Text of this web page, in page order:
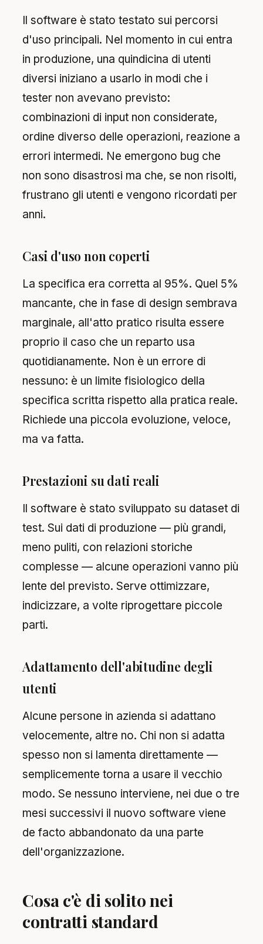
Il software è stato testato sui percorsi
d'uso principali. Nel momento in cui entra
in produzione, una quindicina di utenti
diversi iniziano a usarlo in modi che i
tester non avevano previsto:
combinazioni di input non considerate,
ordine diverso delle operazioni, reazione a
errori intermedi. Ne emergono bug che
non sono disastrosi ma che, se non risolti,
frustrano gli utenti e vengono ricordati per
anni.
Casi d'uso non coperti
La specifica era corretta al 95%. Quel 5%
mancante, che in fase di design sembrava
marginale, all'atto pratico risulta essere
proprio il caso che un reparto usa
quotidianamente. Non è un errore di
nessuno: è un limite fisiologico della
specifica scritta rispetto alla pratica reale.
Richiede una piccola evoluzione, veloce,
ma va fatta.
Prestazioni su dati reali
Il software è stato sviluppato su dataset di
test. Sui dati di produzione — più grandi,
meno puliti, con relazioni storiche
complesse — alcune operazioni vanno più
lente del previsto. Serve ottimizzare,
indicizzare, a volte riprogettare piccole
parti.
Adattamento dell'abitudine degli
utenti
Alcune persone in azienda si adattano
velocemente, altre no. Chi non si adatta
spesso non si lamenta direttamente —
semplicemente torna a usare il vecchio
modo. Se nessuno interviene, nei due o tre
mesi successivi il nuovo software viene
de facto abbandonato da una parte
dell'organizzazione.
Cosa c'è di solito nei
contratti standard